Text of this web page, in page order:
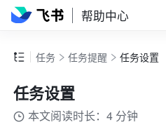
帮助中心
任务 任务提醒 任务设置
任务设置
本文阅读时长：4 分钟